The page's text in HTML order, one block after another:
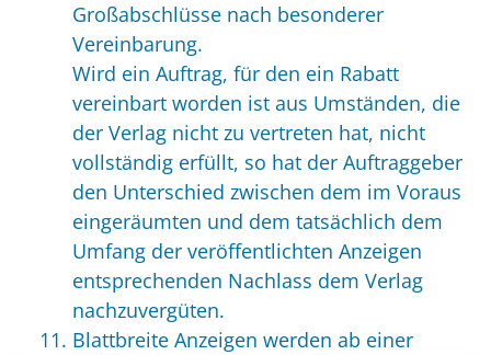
Großabschlüsse nach besonderer
Vereinbarung.
Wird ein Auftrag, für den ein Rabatt
vereinbart worden ist aus Umständen, die
der Verlag nicht zu vertreten hat, nicht
vollständig erfüllt, so hat der Auftraggeber
den Unterschied zwischen dem im Voraus
eingeräumten und dem tatsächlich dem
Umfang der veröffentlichten Anzeigen
entsprechenden Nachlass dem Verlag
nachzuvergüten.
Blattbreite Anzeigen werden ab einer